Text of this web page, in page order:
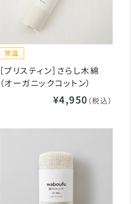
［プリスティン］さらし木綿
（オーガニックコットン）
¥4,950 （税込）